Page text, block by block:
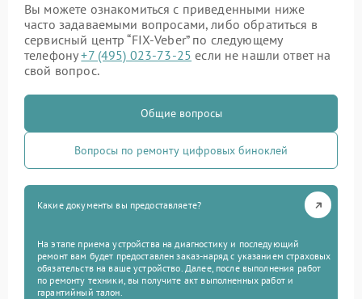
Вы можете ознакомиться с приведенными ниже
часто задаваемыми вопросами, либо обратиться в
сервисный центр “FIX-Veber” по следующему
телефону+7 (495) 023-73-25 если не нашли ответ на
свой вопрос.
Общие вопросы
Вопросы по ремонту цифровых биноклей
Какие документы вы предоставляете?
На этапе приема устройства на диагностику и последующий
ремонт вам будет предоставлен заказ-наряд с указанием страховых
обязательств на ваше устройство. Далее, после выполнения работ
по ремонту техники, вы получите акт выполненных работ и
гарантийный талон.